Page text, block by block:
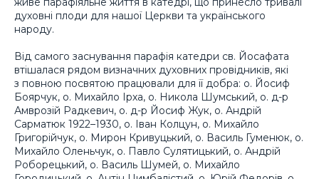
духовні плоди для нашої Церкви та українського
народу.
Від самого заснування парафія катедри св. Йосафата
втішалася рядом визначних духовних провідників, які
з повною посвятою працювали для її добра: о. Йосиф
Боярчук, о. Михайло Ірха, о. Никола Шумський, о. д-р
Амврозій Радкевич, о. д-р Йосиф Жук, о. Андрій
Сарматюк 1922–1930, о. Іван Колцун, о. Михайло
Григорійчук, о. Мирон Кривуцький, о. Василь Гуменюк, о.
Михайло Оленьчук, о. Павло Сулятицький, о. Андрій
Роборецький, о. Василь Шумей, о. Михайло